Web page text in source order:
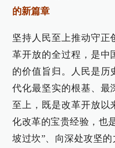
的新篇章
坚持人民至上推动守正
革开放的全过程，是中
的价值旨归。人民是历
代化最坚实的根基、最
至上，既是改革开放以
化改革的宝贵经验，也
坡过坎”、向深处攻坚